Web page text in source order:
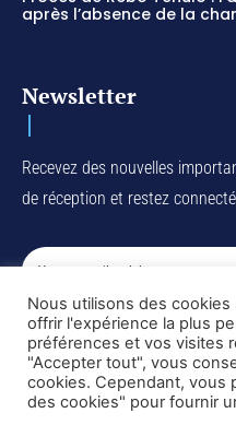
après l’absence de la
Newsletter
Recevez des nouvelles
de réception et restez
I've read and accept thePrivacy
Nous utilisons des
offrir l'expérience la plus
préférences et vos visites
"Accepter tout", vous
cookies. Cependant, vous
des cookies" pour fournir